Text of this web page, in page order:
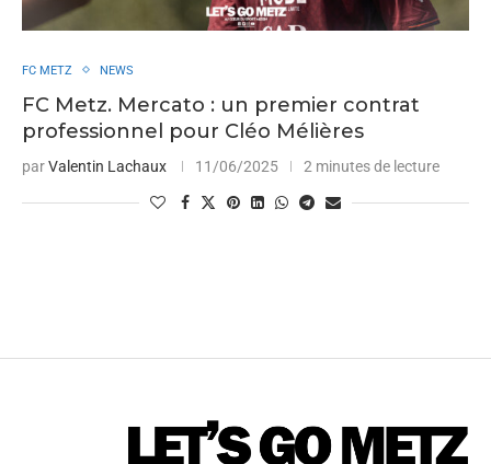
FC METZ NEWS
FC Metz. Mercato : un premier contrat
professionnel pour Cléo Mélières
parValentin Lachaux 11/06/2025 2 minutes de lecture